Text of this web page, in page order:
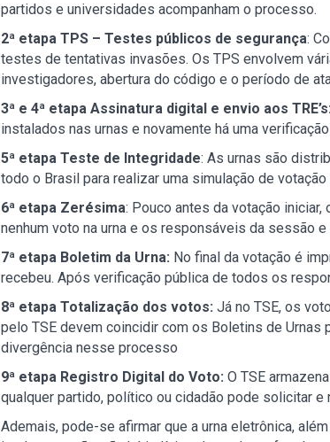
partidos e universidades acompanham o processo.
2ª etapa TPS – Testes públicos de segurança:
testes de tentativas invasões. Os TPS envolvem
investigadores, abertura do código e o período de
3ª e 4ª etapa Assinatura digital e envio aos TRE’s:
instalados nas urnas e novamente há uma
5ª etapa Teste de Integridade: As urnas são
todo o Brasil para realizar uma simulação de
6ª etapa Zerésima: Pouco antes da votação
nenhum voto na urna e os responsáveis da sessão
7ª etapa Boletim da Urna: No final da votação é
recebeu. Após verificação pública de todos os
8ª etapa Totalização dos votos: Já no TSE, os
pelo TSE devem coincidir com os Boletins de
divergência nesse processo
9ª etapa Registro Digital do Voto: O TSE
qualquer partido, político ou cidadão pode solicitar
Ademais, pode-se afirmar que a urna eletrônica,